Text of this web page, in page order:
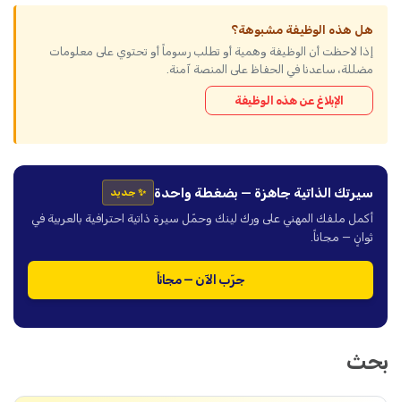
هل هذه الوظيفة مشبوهة؟
إذا لاحظت أن الوظيفة وهمية أو تطلب رسوماً أو تحتوي على معلومات
مضللة، ساعدنا في الحفاظ على المنصة آمنة.
الإبلاغ عن هذه الوظيفة
سيرتك الذاتية جاهزة — بضغطة واحدة ✨ جديد
أكمل ملفك المهني على ورك لينك وحمّل سيرة ذاتية احترافية بالعربية في
ثوانٍ — مجاناً.
جرّب الآن — مجاناً
بحث